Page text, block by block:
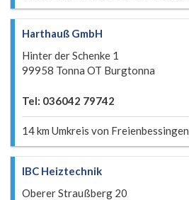
Harthauß GmbH
Hinter der Schenke 1
99958 Tonna OT Burgtonna
Tel: 036042 79742
14 km Umkreis von Freienbessingen
IBC Heiztechnik
Oberer Straußberg 20